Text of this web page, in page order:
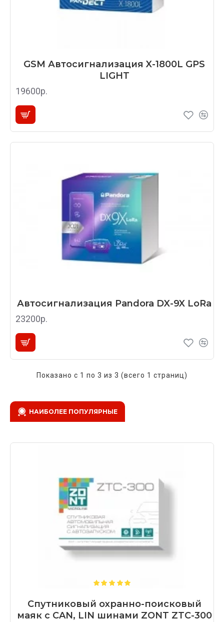
GSM Автосигнализация X-1800L GPS
LIGHT
19600р.
Автосигнализация Pandora DX-9X LoRa
23200р.
Показано с 1 по 3 из 3 (всего 1 страниц)
НАИБОЛЕЕ ПОПУЛЯРНЫЕ
Спутниковый охранно-поисковый
маяк с CAN, LIN шинами ZONT ZTC-300